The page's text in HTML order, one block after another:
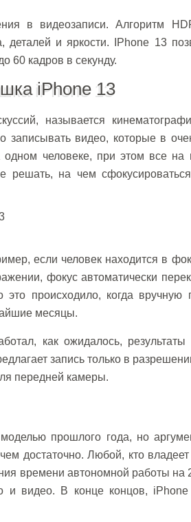
в видеозаписи. Алгоритм
деталей и яркости. IPhone 13
60 кадров в секунду.
iPhone 13
называется
видео, которые в
одном человеке, при этом все
на чем
если человек находится в
фокус автоматически
происходило, когда вручную
месяцы.
как ожидалось,
запись только в
передней камеры.
прошлого года, но
достаточно. Любой, кто
времени автономной работы
и видео. В конце концов,